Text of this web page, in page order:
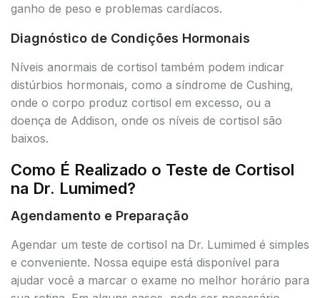
ganho de peso e problemas cardíacos.
Diagnóstico de Condições Hormonais
Níveis anormais de cortisol também podem indicar
distúrbios hormonais, como a síndrome de Cushing,
onde o corpo produz cortisol em excesso, ou a
doença de Addison, onde os níveis de cortisol são
baixos.
Como É Realizado o Teste de Cortisol
na Dr. Lumimed?
Agendamento e Preparação
Agendar um teste de cortisol na Dr. Lumimed é simples
e conveniente. Nossa equipe está disponível para
ajudar você a marcar o exame no melhor horário para